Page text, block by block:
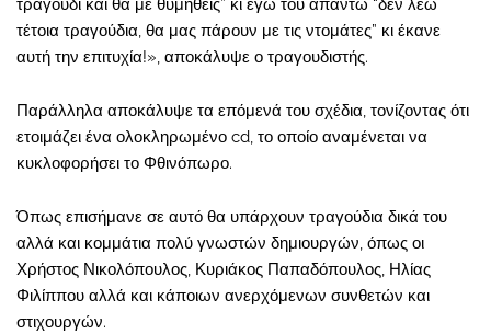
τραγούδι και θα με θυμηθείς” κι εγώ του απαντώ “δεν λέω
τέτοια τραγούδια, θα μας πάρουν με τις ντομάτες” κι έκανε
αυτή την επιτυχία!», αποκάλυψε ο τραγουδιστής.
Παράλληλα αποκάλυψε τα επόμενά του σχέδια, τονίζοντας ότι
ετοιμάζει ένα ολοκληρωμένο cd, το οποίο αναμένεται να
κυκλοφορήσει το Φθινόπωρο.
Όπως επισήμανε σε αυτό θα υπάρχουν τραγούδια δικά του
αλλά και κομμάτια πολύ γνωστών δημιουργών, όπως οι
Χρήστος Νικολόπουλος, Κυριάκος Παπαδόπουλος, Ηλίας
Φιλίππου αλλά και κάποιων ανερχόμενων συνθετών και
στιχουργών.